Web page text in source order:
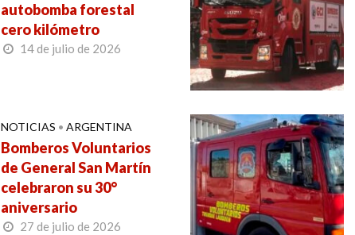
autobomba forestal
cero kilómetro
14 de julio de 2026
NOTICIAS • ARGENTINA
Bomberos Voluntarios
de General San Martín
celebraron su 30°
aniversario
27 de julio de 2026